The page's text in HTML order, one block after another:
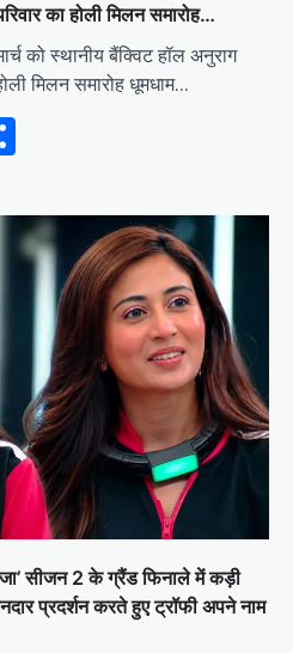
का होली मिलन समारोह…
को स्थानीय बैंक्विट हॉल अनुराग
मिलन समारोह धूमधाम…
सीजन 2 के ग्रैंड फिनाले में कड़ी
प्रदर्शन करते हुए ट्रॉफी अपने नाम